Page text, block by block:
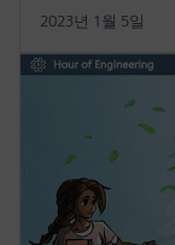
2023년 1월 5일